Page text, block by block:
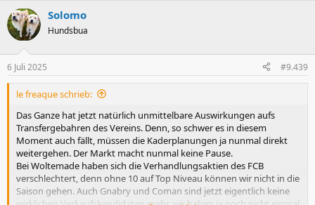
k
t
i
e
n
Solomo
Hundsbua
6 Juli 2025 #9.439
le freaque schrieb:
Das Ganze hat jetzt natürlich unmittelbare Auswirkungen aufs
Transfergebahren des Vereins. Denn, so schwer es in diesem
Moment auch fällt, müssen die Kaderplanungen ja nunmal direkt
weitergehen. Der Markt macht nunmal keine Pause.
Bei Woltemade haben sich die Verhandlungsaktien des FCB
verschlechtert, denn ohne 10 auf Top Niveau können wir nicht in die
Saison gehen. Auch Gnabry und Coman sind jetzt eigentlich keine